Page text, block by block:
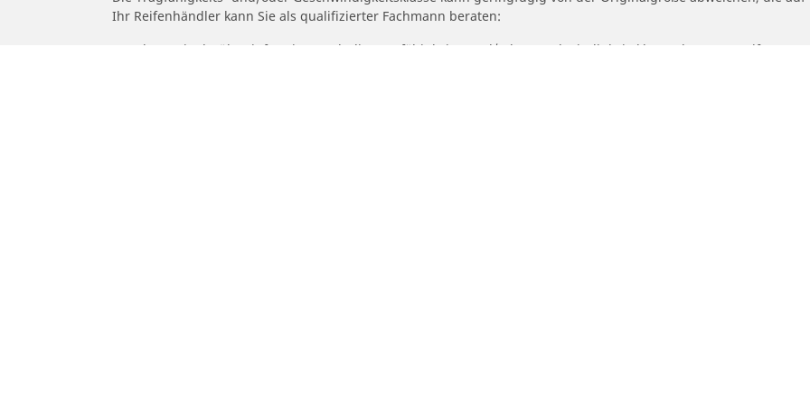
Ihr Reifenhändler kann Sie als qualifizierter Fachmann beraten:
1. Er kann Sie darüber informieren, ob die Tragfähigkeits- und/oder Geschwindigkeitsklasse des Ersatzreifens